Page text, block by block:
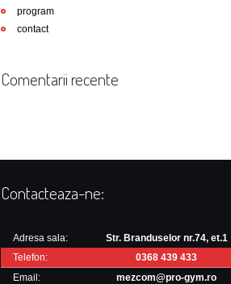
program
contact
Comentarii recente
Contacteaza-ne:
Adresa sala:
Str. Branduselor nr.74, et.1
Telefon:
0368 439 433
Email:
mezcom@pro-gym.ro